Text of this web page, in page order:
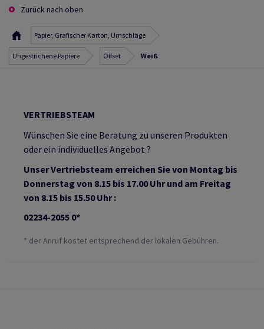
Zurück nach oben
Papier, Grafischer Karton, Umschläge
Ungestrichene Papiere Offset Weiß
VERTRIEBSTEAM
Wünschen Sie eine Beratung zu unseren Produkten
oder ein individuelles Angebot ?
Unser Vertriebsteam erreichen Sie von Montag bis
Donnerstag von 8.15 bis 17.00 Uhr und am Freitag
von 8.15 bis 15.50 Uhr :
02234-2055 0*
* der Anruf kostet entsprechend der lokalen Gebühren.